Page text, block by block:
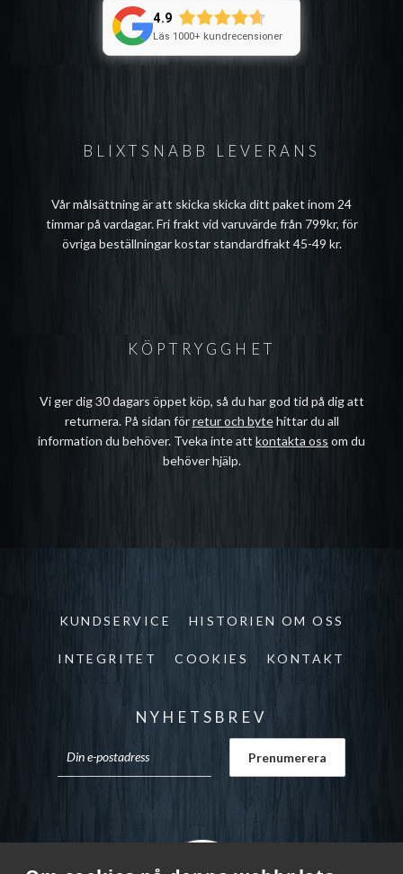
BLIXTSNABB LEVERANS
Vår målsättning är att skicka skicka ditt paket inom 24
timmar på vardagar. Fri frakt vid varuvärde från 799kr, för
övriga beställningar kostar standardfrakt 45-49 kr.
4.9
Läs 1000+ kundrecensioner
KÖPTRYGGHET
Vi ger dig 30 dagars öppet köp, så du har god tid på dig att
returnera. På sidan förretur och bytehittar du all
information du behöver. Tveka inte att kontakta oss om du
behöver hjälp.
KUNDSERVICE HISTORIEN OM OSS
INTEGRITET COOKIES KONTAKT
NYHETSBREV